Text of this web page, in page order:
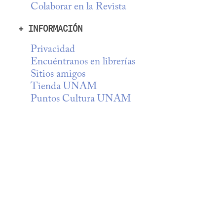
Colaborar en la Revista
+ INFORMACIÓN
Privacidad
Encuéntranos en librerías
Sitios amigos
Tienda UNAM
Puntos Cultura UNAM